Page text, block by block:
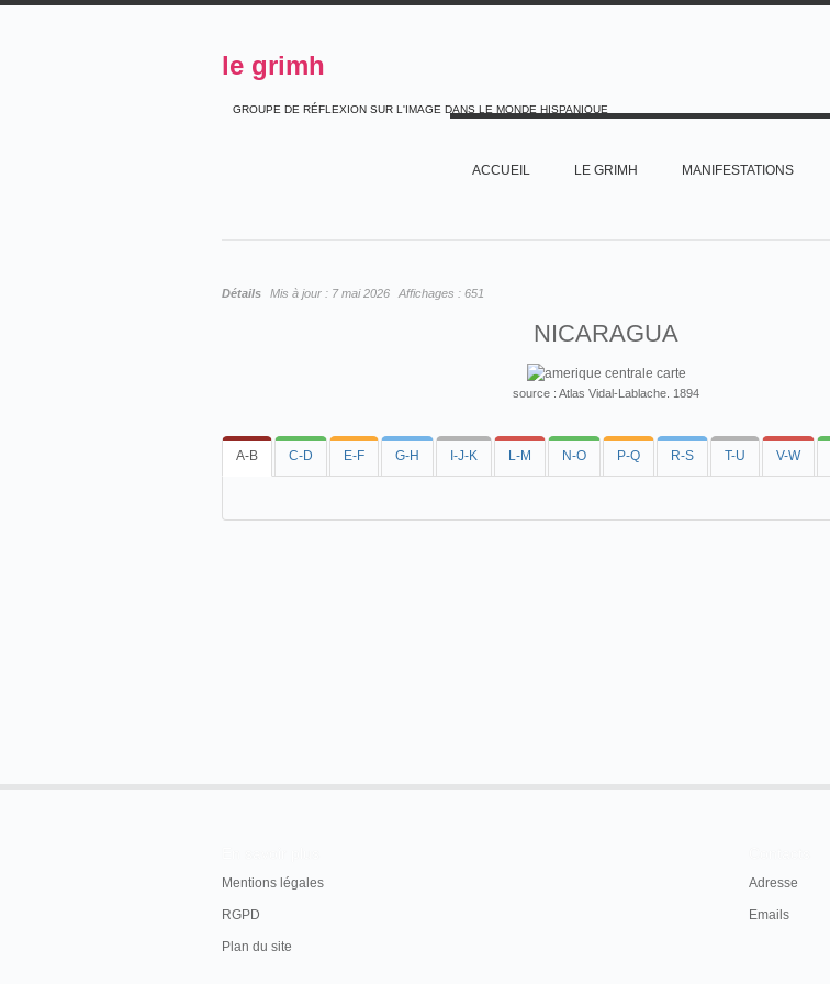
le grimh
GROUPE DE RÉFLEXION SUR L'IMAGE DANS LE MONDE HISPANIQUE
ACCUEIL LE GRIMH MANIFESTATIONS
Détails Mis à jour : 7 mai 2026 Affichages : 651
NICARAGUA
source : Atlas Vidal-Lablache. 1894
A-B C-D E-F G-H I-J-K L-M N-O P-Q R-S T-U V-W
Mentions légales
RGPD
Plan du site
Adresse
Emails